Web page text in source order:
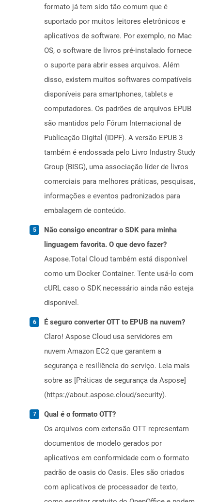
formato já tem sido tão comum que é
suportado por muitos leitores eletrônicos e
aplicativos de software. Por exemplo, no Mac
OS, o software de livros pré-instalado fornece
o suporte para abrir esses arquivos. Além
disso, existem muitos softwares compatíveis
disponíveis para smartphones, tablets e
computadores. Os padrões de arquivos EPUB
são mantidos pelo Fórum Internacional de
Publicação Digital (IDPF). A versão EPUB 3
também é endossada pelo Livro Industry Study
Group (BISG), uma associação líder de livros
comerciais para melhores práticas, pesquisas,
informações e eventos padronizados para
embalagem de conteúdo.
Não consigo encontrar o SDK para minha
linguagem favorita. O que devo fazer?
Aspose.Total Cloud também está disponível
como um Docker Container. Tente usá-lo com
cURL caso o SDK necessário ainda não esteja
disponível.
É seguro converter OTT to EPUB na nuvem?
Claro! Aspose Cloud usa servidores em
nuvem Amazon EC2 que garantem a
segurança e resiliência do serviço. Leia mais
sobre as [Práticas de segurança da Aspose]
(https://about.aspose.cloud/security).
Qual é o formato OTT?
Os arquivos com extensão OTT representam
documentos de modelo gerados por
aplicativos em conformidade com o formato
padrão de oasis do Oasis. Eles são criados
com aplicativos de processador de texto,